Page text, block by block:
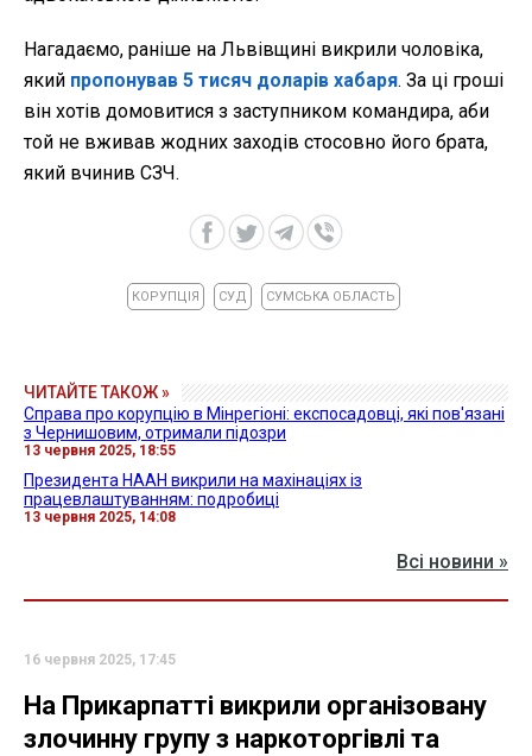
Нагадаємо, раніше на Львівщині викрили чоловіка,
який пропонував 5 тисяч доларів хабаря. За ці гроші
він хотів домовитися з заступником командира, аби
той не вживав жодних заходів стосовно його брата,
який вчинив СЗЧ.
КОРУПЦІЯ СУД СУМСЬКА ОБЛАСТЬ
ЧИТАЙТЕ ТАКОЖ »
Справа про корупцію в Мінрегіоні: експосадовці, які пов'язані
з Чернишовим, отримали підозри
13 червня 2025, 18:55
Президента НААН викрили на махінаціях із
працевлаштуванням: подробиці
13 червня 2025, 14:08
Всі новини »
16 червня 2025, 17:45
На Прикарпатті викрили організовану
злочинну групу з наркоторгівлі та